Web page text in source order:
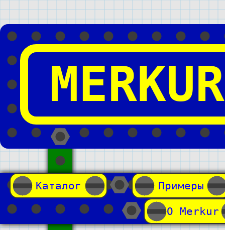
Каталог Примеры
О Merkur